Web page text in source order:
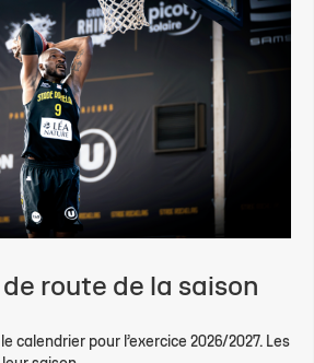
route de la saison
calendrier pour l’exercice 2026/2027. Les